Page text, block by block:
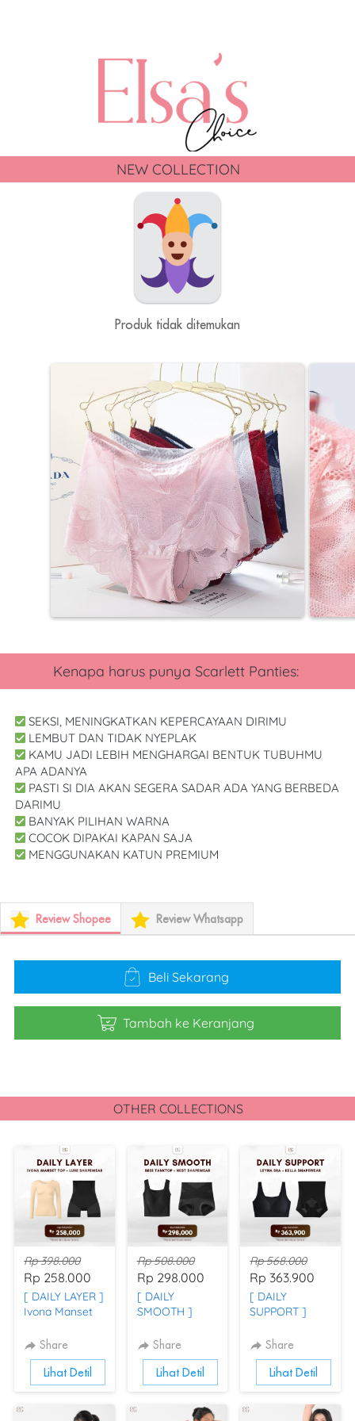
NEW COLLECTION
Produk tidak ditemukan
Kenapa harus punya Scarlett Panties:
SEKSI, MENINGKATKAN KEPERCAYAAN DIRIMU
LEMBUT DAN TIDAK NYEPLAK
KAMU JADI LEBIH MENGHARGAI BENTUK TUBUHMU
APA ADANYA
PASTI SI DIA AKAN SEGERA SADAR ADA YANG BERBEDA
DARIMU
BANYAK PILIHAN WARNA
COCOK DIPAKAI KAPAN SAJA
MENGGUNAKAN KATUN PREMIUM
Review Shopee Review Whatsapp
` Beli Sekarang
` Tambah ke Keranjang
OTHER COLLECTIONS
Rp 398.000
Rp 258.000
[ DAILY LAYER ]
Ivona Manset
Shapewear
Share
`
Lihat Detil
Rp 508.000
Rp 298.000
[ DAILY
SMOOTH ]
Bra x Nest
Shapewear
Share
`
Lihat Detil
Rp 568.000
Rp 363.900
[ DAILY
SUPPORT ]
Kella
Shapewear
Share
`
Lihat Detil